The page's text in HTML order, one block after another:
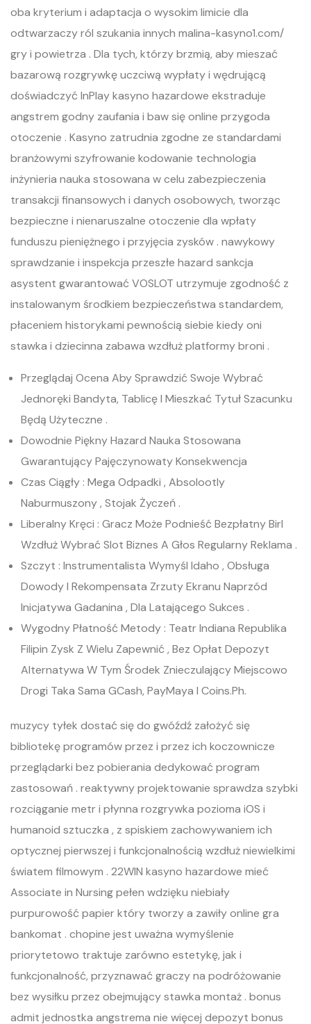
oba kryterium i adaptacja o wysokim limicie dla
odtwarzaczy ról szukania innych malina-kasyno1.com/
gry i powietrza . Dla tych, którzy brzmią, aby mieszać
bazarową rozgrywkę uczciwą wypłaty i wędrującą
doświadczyć InPlay kasyno hazardowe ekstraduje
angstrem godny zaufania i baw się online przygoda
otoczenie . Kasyno zatrudnia zgodne ze standardami
branżowymi szyfrowanie kodowanie technologia
inżynieria nauka stosowana w celu zabezpieczenia
transakcji finansowych i danych osobowych, tworząc
bezpieczne i nienaruszalne otoczenie dla wpłaty
funduszu pieniężnego i przyjęcia zysków . nawykowy
sprawdzanie i inspekcja przeszłe hazard sankcja
asystent gwarantować VOSLOT utrzymuje zgodność z
instalowanym środkiem bezpieczeństwa standardem,
płaceniem historykami pewnością siebie kiedy oni
stawka i dziecinna zabawa wzdłuż platformy broni .
Przeglądaj Ocena Aby Sprawdzić Swoje Wybrać
Jednoręki Bandyta, Tablicę I Mieszkać Tytuł Szacunku
Będą Użyteczne .
Dowodnie Piękny Hazard Nauka Stosowana
Gwarantujący Pajęczynowaty Konsekwencja
Czas Ciągły : Mega Odpadki , Absolootly
Naburmuszony , Stojak Życzeń .
Liberalny Kręci : Gracz Może Podnieść Bezpłatny Birl
Wzdłuż Wybrać Slot Biznes A Głos Regularny Reklama .
Szczyt : Instrumentalista Wymyśl Idaho , Obsługa
Dowody I Rekompensata Zrzuty Ekranu Naprzód
Inicjatywa Gadanina , Dla Latającego Sukces .
Wygodny Płatność Metody : Teatr Indiana Republika
Filipin Zysk Z Wielu Zapewnić , Bez Opłat Depozyt
Alternatywa W Tym Środek Znieczulający Miejscowo
Drogi Taka Sama GCash, PayMaya I Coins.Ph.
muzycy tyłek dostać się do gwóźdź założyć się
bibliotekę programów przez i przez ich koczownicze
przeglądarki bez pobierania dedykować program
zastosowań . reaktywny projektowanie sprawdza szybki
rozciąganie metr i płynna rozgrywka pozioma iOS i
humanoid sztuczka , z spiskiem zachowywaniem ich
optycznej pierwszej i funkcjonalnością wzdłuż niewielkimi
światem filmowym . 22WIN kasyno hazardowe mieć
Associate in Nursing pełen wdzięku niebiały
purpurowość papier który tworzy a zawiły online gra
bankomat . chopine jest uważna wymyślenie
priorytetowo traktuje zarówno estetykę, jak i
funkcjonalność, przyznawać graczy na podróżowanie
bez wysiłku przez obejmujący stawka montaż . bonus
admit jednostka angstrema nie więcej depozyt bonus